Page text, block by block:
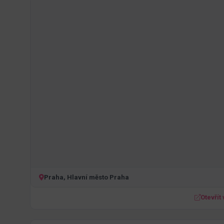
Praha, Hlavní město Praha
Otevřít